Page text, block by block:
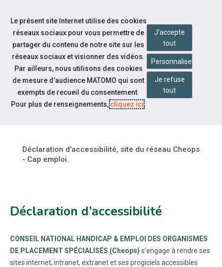
Aller au contenu
Pied de page
ACCESSIBILITÉ : PARTIELLEMENT
Déclaration d'accessibilité, site du réseau Cheops
- Cap emploi.
Déclaration d’accessibilité
CONSEIL NATIONAL HANDICAP & EMPLOI DES ORGANISMES
DE PLACEMENT SPÉCIALISÉS (Cheops) s’engage à rendre ses
sites internet, intranet, extranet et ses progiciels accessibles
Le présent site Internet utilise des cookies
réseaux sociaux pour vous permettre de
partager du contenu de notre site sur les
réseaux sociaux et visionner des vidéos.
Par ailleurs, nous utilisons des cookies
de mesure d’audience MATOMO qui sont
exempts de recueil du consentement.
Pour plus de renseignements,cliquez ici.
J'accepte
tout
Personnaliser
Je refuse
tout